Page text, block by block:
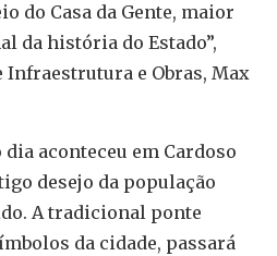
do Casa da Gente, maior
da história do Estado”,
e Obras, Max
aconteceu em Cardoso
desejo da população
A tradicional ponte
da cidade, passará